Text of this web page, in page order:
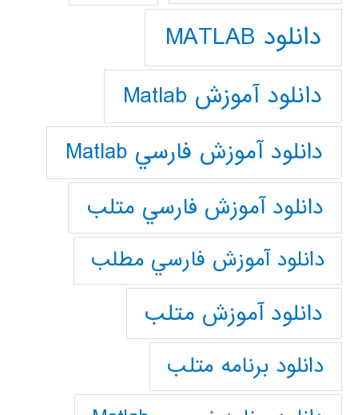
دانلود MATLAB
دانلود آموزش Matlab
دانلود آموزش فارسي Matlab
دانلود آموزش فارسي متلب
دانلود آموزش فارسي مطلب
دانلود آموزش متلب
دانلود برنامه متلب